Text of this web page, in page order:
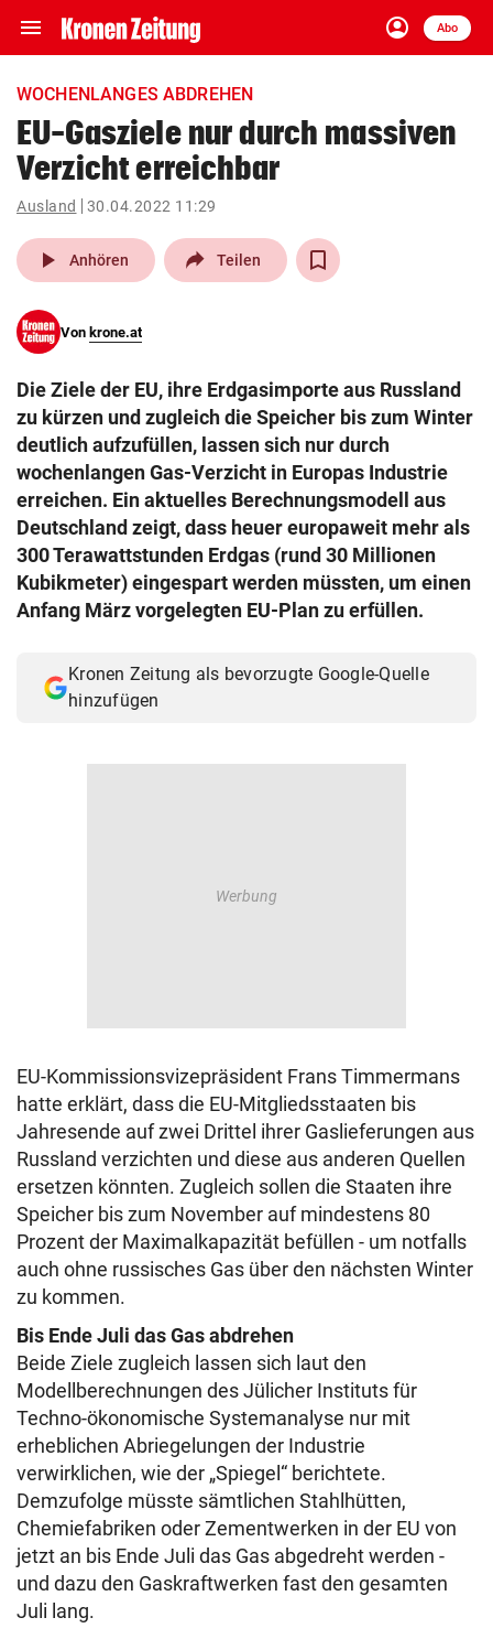
menu Navigation
ein-/ausklappen
account_circle
Anmelden
Abo
close Schließen
account_circle Anmelden
pin_drop
Wien arrow_right
search
eingeben
Muthgasse 2, 1190 Wien
WOCHENLANGES ABDREHEN
EU-Gasziele nur durch massiven
Verzicht erreichbar
Ausland 30.04.2022 11:29
play_arrow Anhören Teilen
Von krone.at
Die Ziele der EU, ihre Erdgasimporte aus Russland
zu kürzen und zugleich die Speicher bis zum Winter
deutlich aufzufüllen, lassen sich nur durch
wochenlangen Gas-Verzicht in Europas Industrie
erreichen. Ein aktuelles Berechnungsmodell aus
Deutschland zeigt, dass heuer europaweit mehr als
300 Terawattstunden Erdgas (rund 30 Millionen
Kubikmeter) eingespart werden müssten, um einen
Anfang März vorgelegten EU-Plan zu erfüllen.
Kronen Zeitung als bevorzugte Google-Quelle
hinzufügen
EU-Kommissionsvizepräsident Frans Timmermans
hatte erklärt, dass die EU-Mitgliedsstaaten bis
Jahresende auf zwei Drittel ihrer Gaslieferungen aus
Russland verzichten und diese aus anderen Quellen
ersetzen könnten. Zugleich sollen die Staaten ihre
Speicher bis zum November auf mindestens 80
Prozent der Maximalkapazität befüllen - um notfalls
auch ohne russisches Gas über den nächsten Winter
zu kommen.
Bis Ende Juli das Gas abdrehen
Beide Ziele zugleich lassen sich laut den
Modellberechnungen des Jülicher Instituts für
Techno-ökonomische Systemanalyse nur mit
erheblichen Abriegelungen der Industrie
verwirklichen, wie der „Spiegel“ berichtete.
Demzufolge müsste sämtlichen Stahlhütten,
Chemiefabriken oder Zementwerken in der EU von
jetzt an bis Ende Juli das Gas abgedreht werden -
und dazu den Gaskraftwerken fast den gesamten
Juli lang.